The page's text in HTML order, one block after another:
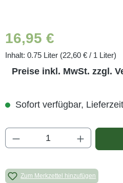
Regulärer Preis:
16,95 €
Inhalt: 0.75 Liter (22,60 € / 1 Liter)
Preise inkl. MwSt. zzgl.
Sofort verfügbar,
Produkt Anzahl:
Zum Merkzettel hinzufügen